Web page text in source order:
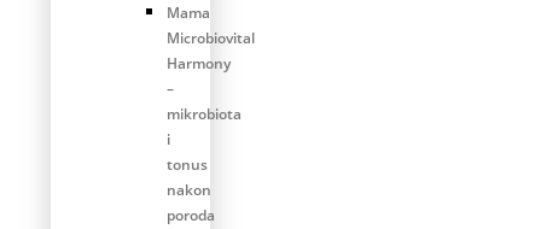
Mama
Microbiovital
Harmony
–
mikrobiota
i
tonus
nakon
poroda